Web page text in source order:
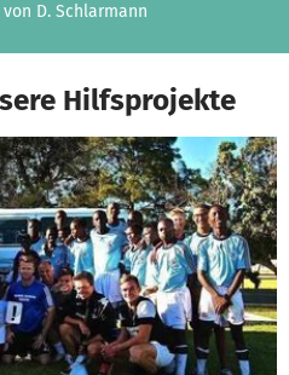
D. Schlarmann
Hilfsprojekte